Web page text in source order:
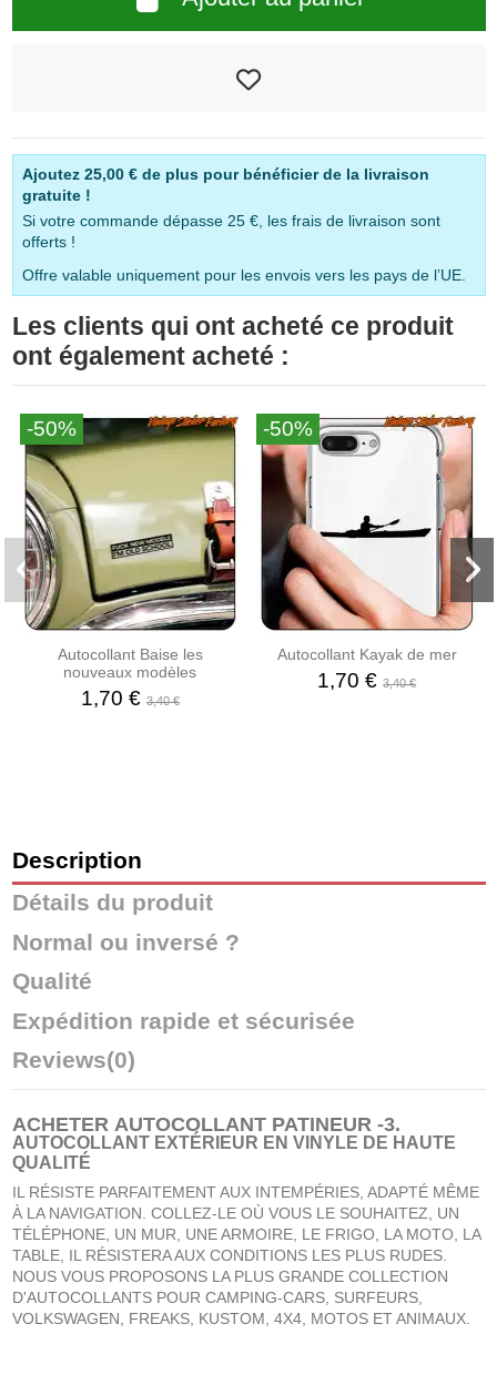
Ajoutez 25,00 €de plus pour bénéficier de la livraison
gratuite !
Si votre commande dépasse 25 €, les frais de livraison sont
offerts !
Offre valable uniquement pour les envois vers les pays de l’UE.
Les clients qui ont acheté ce produit
ont également acheté :
-50%
Autocollant Baise les
nouveaux modèles
1,70 € 3,40 €
-50%
Autocollant Kayak de mer
1,70 €3,40 €
Description
Détails du produit
Normal ou inversé ?
Qualité
Expédition rapide et sécurisée
Reviews(0)
ACHETER AUTOCOLLANT PATINEUR -3.
AUTOCOLLANT EXTÉRIEUR EN VINYLE DE HAUTE
QUALITÉ
IL RÉSISTE PARFAITEMENT AUX INTEMPÉRIES, ADAPTÉ MÊME
À LA NAVIGATION. COLLEZ-LE OÙ VOUS LE SOUHAITEZ, UN
TÉLÉPHONE, UN MUR, UNE ARMOIRE, LE FRIGO, LA MOTO, LA
TABLE, IL RÉSISTERA AUX CONDITIONS LES PLUS RUDES.
NOUS VOUS PROPOSONS LA PLUS GRANDE COLLECTION
D'AUTOCOLLANTS POUR CAMPING-CARS, SURFEURS,
VOLKSWAGEN, FREAKS, KUSTOM, 4X4, MOTOS ET ANIMAUX.